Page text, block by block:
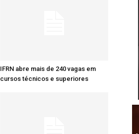
IFRN abre mais de 240 vagas em
cursos técnicos e superiores